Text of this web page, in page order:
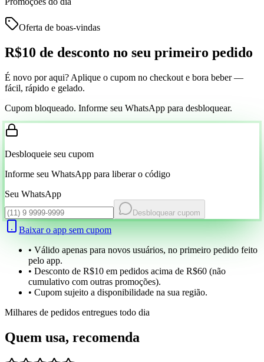
Oferta de boas-vindas
R$10 de desconto no seu primeiro pedido
É novo por aqui? Aplique o cupom no checkout e bora beber —
fácil, rápido e gelado.
Cupom bloqueado. Informe seu WhatsApp para desbloquear.
Desbloqueie seu cupom
Informe seu WhatsApp para liberar o código
Seu WhatsApp
Desbloquear cupom
Baixar o app sem cupom
• Válido apenas para novos usuários, no primeiro pedido feito
pelo app.
• Desconto de R$10 em pedidos acima de R$60 (não
cumulativo com outras promoções).
• Cupom sujeito a disponibilidade na sua região.
Milhares de pedidos entregues todo dia
Quem usa, recomenda